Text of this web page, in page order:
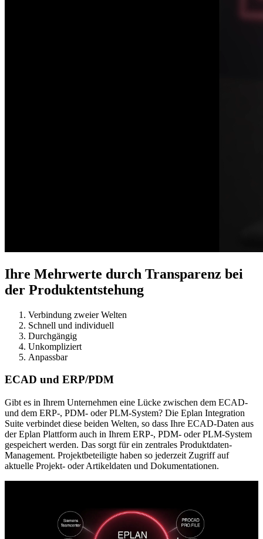
Ihre Mehrwerte durch Transparenz bei
der Produktentstehung
Verbindung zweier Welten
Schnell und individuell
Durchgängig
Unkompliziert
Anpassbar
ECAD und ERP/PDM
Gibt es in Ihrem Unternehmen eine Lücke zwischen dem ECAD-
und dem ERP-, PDM- oder PLM-System? Die Eplan Integration
Suite verbindet diese beiden Welten, so dass Ihre ECAD-Daten aus
der Eplan Plattform auch in Ihrem ERP-, PDM- oder PLM-System
gespeichert werden. Das sorgt für ein zentrales Produktdaten-
Management. Projektbeteiligte haben so jederzeit Zugriff auf
aktuelle Projekt- oder Artikeldaten und Dokumentationen.